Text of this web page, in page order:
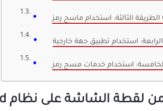
استخدام تطبيق جهة خارجية